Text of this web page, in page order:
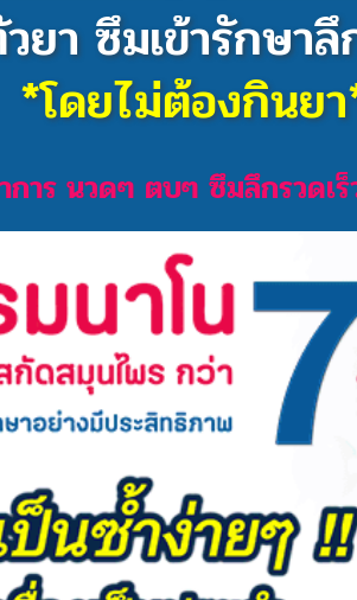
ยา ซึมเข้ารักษา
*โดยไม่ต้องกินย
าร นวดๆ ตบๆ ซึมลึกรวดเ